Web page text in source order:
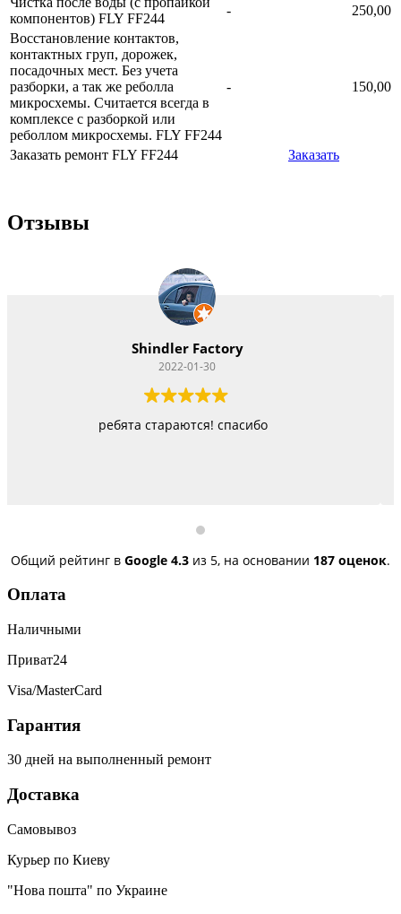
компонентов) FLY FF244
-
250,00
Восстановление контактов,
контактных груп, дорожек,
посадочных мест. Без учета
разборки, а так же реболла
микросхемы. Считается всегда в
комплексе с разборкой или
реболлом микросхемы. FLY FF244
- 150,00
Заказать ремонт FLY FF244 Заказать
Отзывы
Vitacom Xpert
Работают как черти, стараются изо всех сил,
Общий рейтинг в Google 4.3 из 5, на основании 187 оценок.
Оплата
Наличными
Приват24
Visa/MasterCard
Гарантия
30 дней на выполненный ремонт
Доставка
Самовывоз
Курьер по Киеву
"Нова пошта" по Украине